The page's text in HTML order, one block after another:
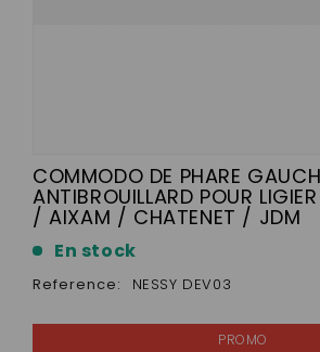
COMMODO DE PHARE
ANTIBROUILLARD POUR
/ AIXAM / CHATENET / JDM
En stock
Reference: NESSY DEV03